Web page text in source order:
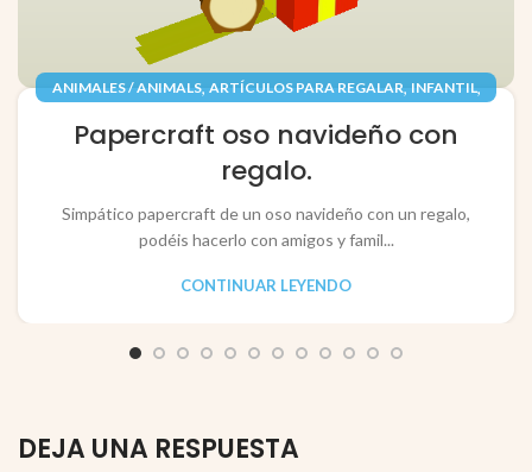
ANIMALES / ANIMALS, ARTÍCULOS PARA REGALAR, INFANTIL,
RECORTABLES PAPERCRAFT
Papercraft oso navideño con
regalo.
Simpático papercraft de un oso navideño con un regalo,
podéis hacerlo con amigos y famil...
CONTINUAR LEYENDO
DEJA UNA RESPUESTA